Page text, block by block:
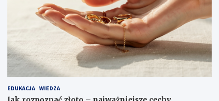
EDUKACJA WIEDZA